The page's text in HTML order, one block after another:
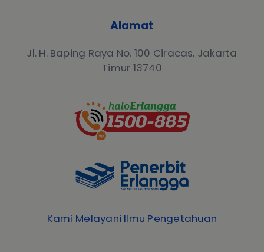
Alamat
Jl. H. Baping Raya No. 100 Ciracas, Jakarta
Timur 13740
Kami Melayani Ilmu Pengetahuan